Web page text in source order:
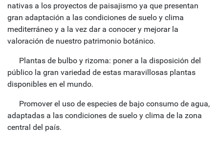
nativas a los proyectos de paisajismo ya que presentan
gran adaptación a las condiciones de suelo y clima
mediterráneo y a la vez dar a conocer y mejorar la
valoración de nuestro patrimonio botánico.
Plantas de bulbo y rizoma: poner a la disposición del
público la gran variedad de estas maravillosas plantas
disponibles en el mundo.
Promover el uso de especies de bajo consumo de agua,
adaptadas a las condiciones de suelo y clima de la zona
central del país.